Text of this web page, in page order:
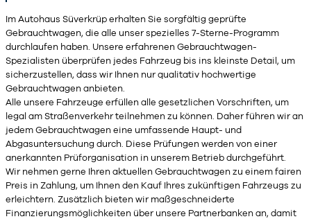
Im Autohaus Süverkrüp erhalten Sie sorgfältig geprüfte
Gebrauchtwagen, die alle unser spezielles 7-Sterne-Programm
durchlaufen haben. Unsere erfahrenen Gebrauchtwagen-
Spezialisten überprüfen jedes Fahrzeug bis ins kleinste Detail, um
sicherzustellen, dass wir Ihnen nur qualitativ hochwertige
Gebrauchtwagen anbieten.
Alle unsere Fahrzeuge erfüllen alle gesetzlichen Vorschriften, um
legal am Straßenverkehr teilnehmen zu können. Daher führen wir an
jedem Gebrauchtwagen eine umfassende Haupt- und
Abgasuntersuchung durch. Diese Prüfungen werden von einer
anerkannten Prüforganisation in unserem Betrieb durchgeführt.
Wir nehmen gerne Ihren aktuellen Gebrauchtwagen zu einem fairen
Preis in Zahlung, um Ihnen den Kauf Ihres zukünftigen Fahrzeugs zu
erleichtern. Zusätzlich bieten wir maßgeschneiderte
Finanzierungsmöglichkeiten über unsere Partnerbanken an, damit